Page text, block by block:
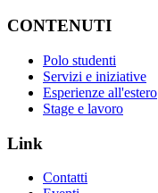
CONTENUTI
Polo studenti
Servizi e iniziative
Esperienze all'estero
Stage e lavoro
Link
Contatti